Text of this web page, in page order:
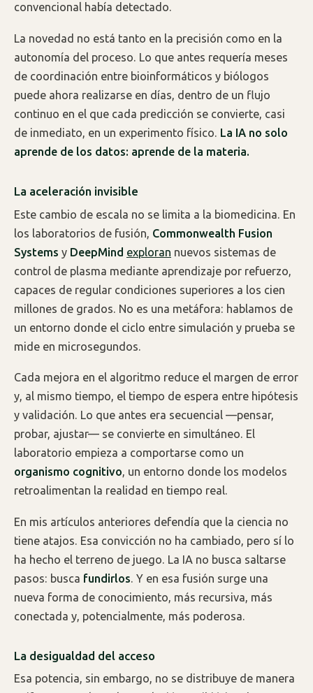
convencional había detectado.
La novedad no está tanto en la precisión como en la
autonomía del proceso. Lo que antes requería meses
de coordinación entre bioinformáticos y biólogos
puede ahora realizarse en días, dentro de un flujo
continuo en el que cada predicción se convierte, casi
de inmediato, en un experimento físico. La IA no solo
aprende de los datos: aprende de la materia.
La aceleración invisible
Este cambio de escala no se limita a la biomedicina. En
los laboratorios de fusión, Commonwealth Fusion
Systems y DeepMind exploran nuevos sistemas de
control de plasma mediante aprendizaje por refuerzo,
capaces de regular condiciones superiores a los cien
millones de grados. No es una metáfora: hablamos de
un entorno donde el ciclo entre simulación y prueba se
mide en microsegundos.
Cada mejora en el algoritmo reduce el margen de error
y, al mismo tiempo, el tiempo de espera entre hipótesis
y validación. Lo que antes era secuencial —pensar,
probar, ajustar— se convierte en simultáneo. El
laboratorio empieza a comportarse como un
organismo cognitivo, un entorno donde los modelos
retroalimentan la realidad en tiempo real.
En mis artículos anteriores defendía que la ciencia no
tiene atajos. Esa convicción no ha cambiado, pero sí lo
ha hecho el terreno de juego. La IA no busca saltarse
pasos: busca fundirlos. Y en esa fusión surge una
nueva forma de conocimiento, más recursiva, más
conectada y, potencialmente, más poderosa.
La desigualdad del acceso
Esa potencia, sin embargo, no se distribuye de manera